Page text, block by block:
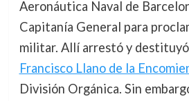
Aeronáutica Naval de
Capitanía General para
militar. Allí arrestó y
Francisco Llano de la
División Orgánica. Sin